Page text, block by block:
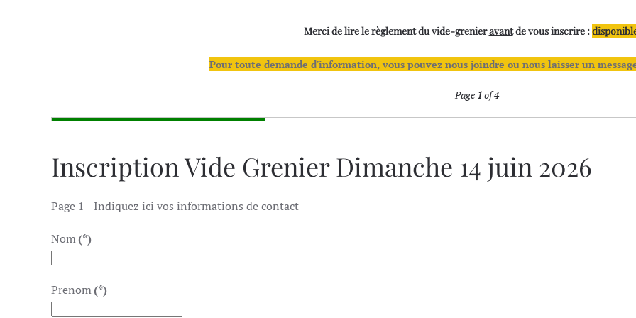
Merci de lire le règlement du vide-grenieravantde vous inscrire :
Pour toute demande d'information, vous pouvez nous joindre ou nous laisser un
Page 1of 4
Inscription Vide Grenier Dimanche 14 juin 2026
Page 1 - Indiquez ici vos informations de contact
Nom(*)
Prenom(*)